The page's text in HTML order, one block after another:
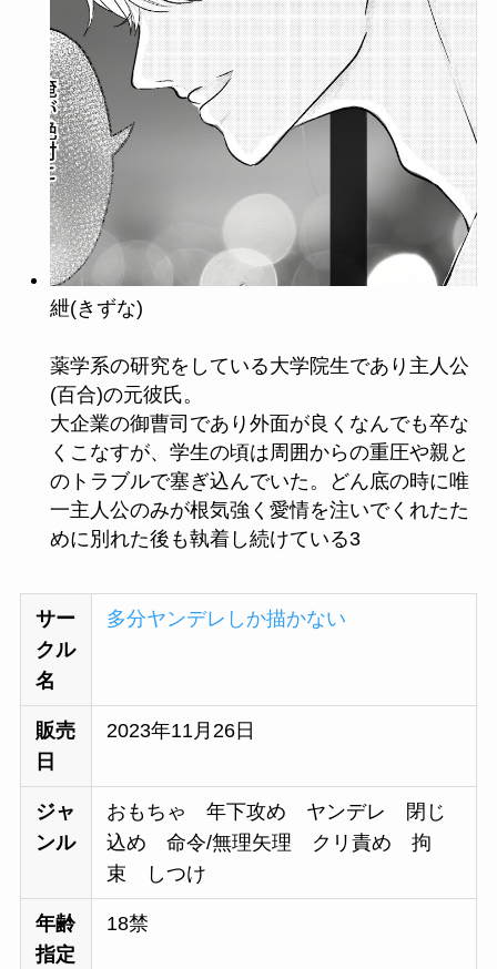
紲(きずな)
薬学系の研究をしている大学院生であり主人公
(百合)の元彼氏。
大企業の御曹司であり外面が良くなんでも卒な
くこなすが、学生の頃は周囲からの重圧や親と
のトラブルで塞ぎ込んでいた。どん底の時に唯
一主人公のみが根気強く愛情を注いでくれたた
めに別れた後も執着し続けている3
サー
クル
名
多分ヤンデレしか描かない
販売
日
2023年11月26日
ジャ
ンル
おもちゃ 年下攻め ヤンデレ 閉じ
込め 命令/無理矢理 クリ責め 拘
束 しつけ
年齢
指定
18禁